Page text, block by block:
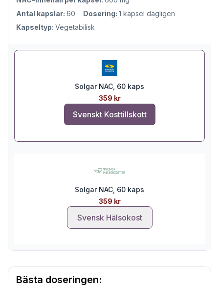
Antal kapslar: 60 Dosering: 1 kapsel dagligen
Kapseltyp: Vegetabilisk
Solgar NAC, 60 kaps
359 kr
Svenskt Kosttillskott
Solgar NAC, 60 kaps
359 kr
Svensk Hälsokost
Bästa doseringen: